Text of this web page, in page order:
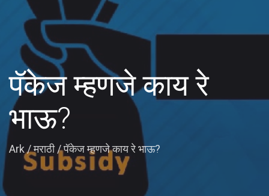
पॅकेज म्हणजे काय रे
भाऊ?
Ark/मराठी/पॅकेज म्हणजे काय रे भाऊ?